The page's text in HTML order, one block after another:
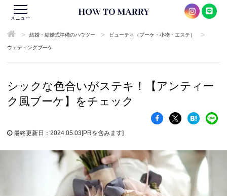
メニュー
> 結婚・結婚式準備のハウツー > ビューティ（ブーケ・小物・エステ） >
ウェディングブーケ
シックな色合いがステキ！【アンティー
ク風ブーケ】をチェック
最終更新日：2024.05.03[PRを含みます]